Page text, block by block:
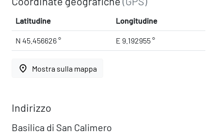
Latitudine Longitudine
N 45.456626 ° E 9.192955 °
place Mostra sulla mappa
Indirizzo
Basilica di San Calimero